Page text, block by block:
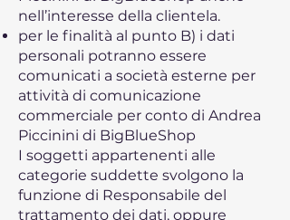
nell’interesse della clientela.
per le finalità al punto B) i dati
personali potranno essere
comunicati a società esterne per
attività di comunicazione
commerciale per conto di Andrea
Piccinini di BigBlueShop
I soggetti appartenenti alle
categorie suddette svolgono la
funzione di Responsabile del
trattamento dei dati, oppure